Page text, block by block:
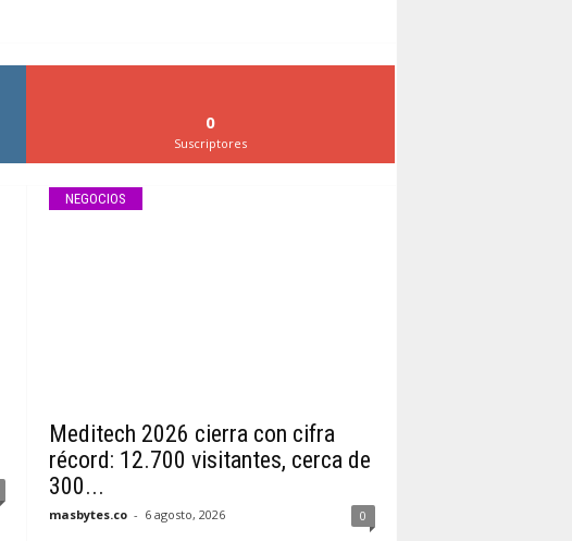
0
Suscriptores
NEGOCIOS
Meditech 2026 cierra con cifra
récord: 12.700 visitantes, cerca de
300...
masbytes.co - 6 agosto, 2026 0